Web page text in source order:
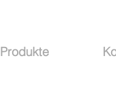
Produkte